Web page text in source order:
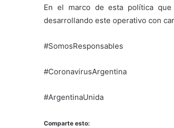
En el marco de esta política
desarrollando este operativo con
#SomosResponsables
#CoronavirusArgentina
#ArgentinaUnida
Comparte esto: